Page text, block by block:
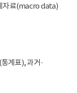
자료(macro data)
계표), 과거·